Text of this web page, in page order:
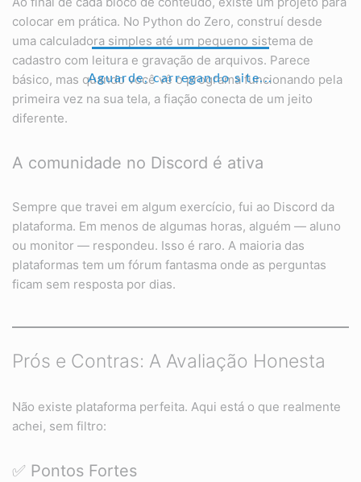
Aguarde, carregando site...
colocar em prática. No Python do Zero, construí desde
uma calculadora simples até um pequeno sistema de
cadastro com leitura e gravação de arquivos. Parece
básico, mas quando você vê o programa funcionando pela
primeira vez na sua tela, a fiação conecta de um jeito
diferente.
A comunidade no Discord é ativa
Sempre que travei em algum exercício, fui ao Discord da
plataforma. Em menos de algumas horas, alguém — aluno
ou monitor — respondeu. Isso é raro. A maioria das
plataformas tem um fórum fantasma onde as perguntas
ficam sem resposta por dias.
Prós e Contras: A Avaliação Honesta
Não existe plataforma perfeita. Aqui está o que realmente
achei, sem filtro:
✅ Pontos Fortes